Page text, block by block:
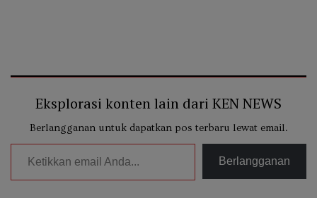
Eksplorasi konten lain dari KEN NEWS
Berlangganan untuk dapatkan pos terbaru lewat email.
Ketikkan email Anda...
Berlangganan